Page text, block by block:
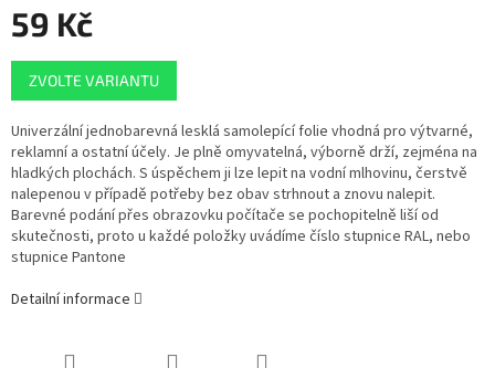
59 Kč
Měrná
cena:
ZVOLTE VARIANTU
Univerzální jednobarevná lesklá samolepící folie vhodná pro výtvarné,
reklamní a ostatní účely. Je plně omyvatelná, výborně drží, zejména na
hladkých plochách. S úspěchem ji lze lepit na vodní mlhovinu, čerstvě
nalepenou v případě potřeby bez obav strhnout a znovu nalepit.
Barevné podání přes obrazovku počítače se pochopitelně liší od
skutečnosti, proto u každé položky uvádíme číslo stupnice RAL, nebo
stupnice Pantone
Detailní informace